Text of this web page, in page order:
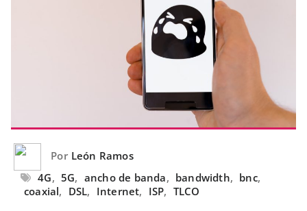
Por León Ramos
4G, 5G, ancho de banda, bandwidth, bnc,
coaxial, DSL, Internet, ISP, TLCO